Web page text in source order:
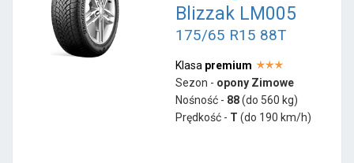
Blizzak LM005
175/65 R15 88T
Klasa premium
Sezon - opony Zimowe
Nośność - 88(do 560 kg)
Prędkość - T (do 190 km/h)